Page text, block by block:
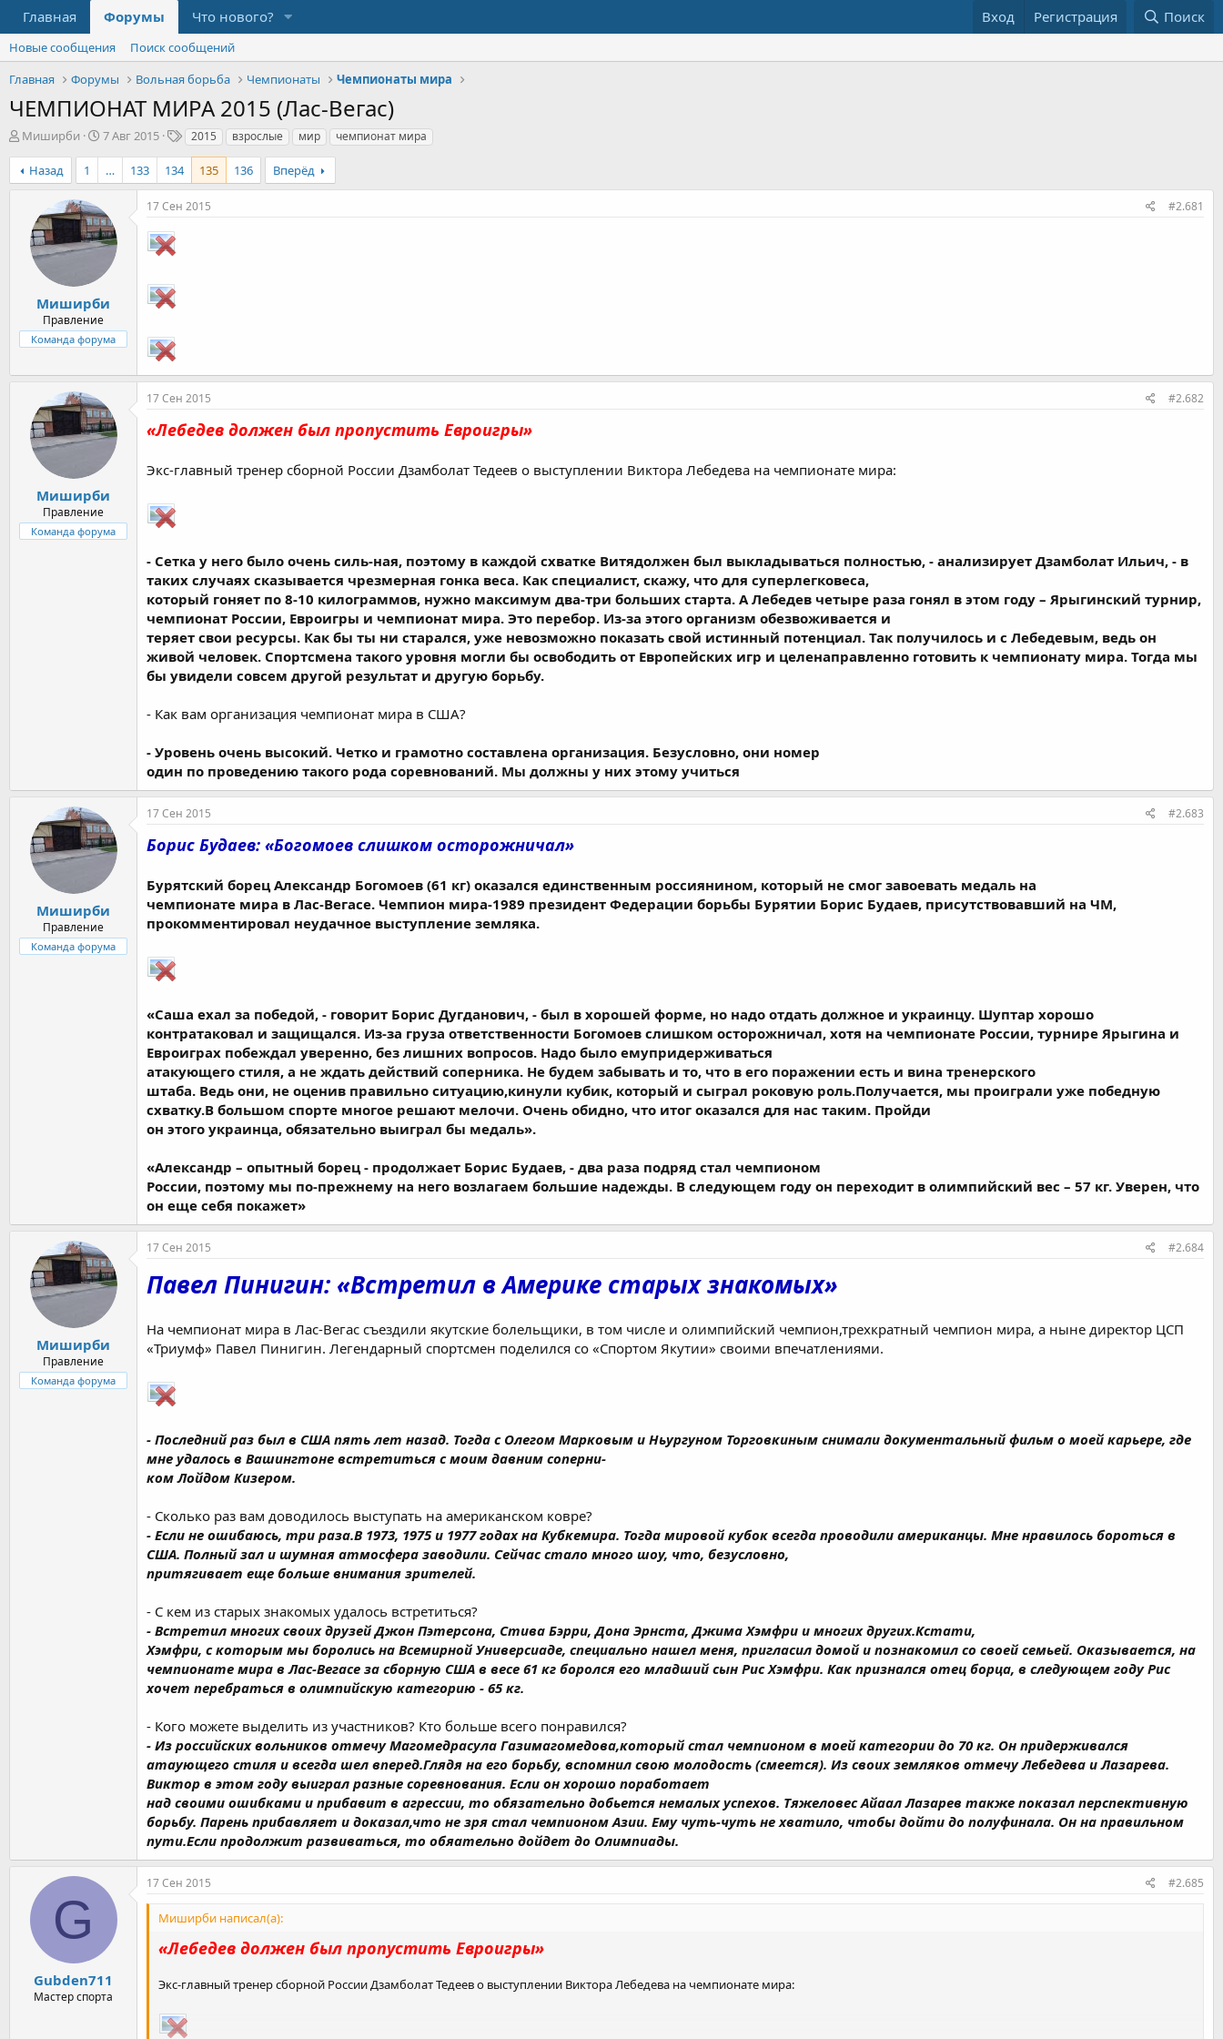
Главная Форумы Что нового? Вход Регистрация Поиск
Новые сообщения
Поиск сообщений
Главная
Форумы Вольная борьба Чемпионаты Чемпионаты мира
ЧЕМПИОНАТ МИРА 2015 (Лас-Вегас)
А
т
о
Миширби
Д
а
а
ч
а
л
7 Авг 2015
Т
и
2015 взрослые мир чемпионат мира
Назад 1 … 133 134 135 136 Вперёд
Миширби
Правление
Команда форума
17 Сен 2015 #2.681
Миширби
Правление
Команда форума
17 Сен 2015 #2.682
«Лебедев должен был пропустить Евроигры»
Экс-главный тренер сборной России Дзамболат Тедеев о выступлении Виктора Лебедева на чемпионате мира:
- Сетка у него было очень силь-ная, поэтому в каждой схватке Витядолжен был выкладываться полностью, - анализирует Дзамболат Ильич, - в
таких случаях сказывается чрезмерная гонка веса. Как специалист, скажу, что для суперлегковеса,
который гоняет по 8-10 килограммов, нужно максимум два-три больших старта. А Лебедев четыре раза гонял в этом году – Ярыгинский турнир,
чемпионат России, Евроигры и чемпионат мира. Это перебор. Из-за этого организм обезвоживается и
теряет свои ресурсы. Как бы ты ни старался, уже невозможно показать свой истинный потенциал. Так получилось и с Лебедевым, ведь он
живой человек. Спортсмена такого уровня могли бы освободить от Европейских игр и целенаправленно готовить к чемпионату мира. Тогда мы
бы увидели совсем другой результат и другую борьбу.
- Как вам организация чемпионат мира в США?
- Уровень очень высокий. Четко и грамотно составлена организация. Безусловно, они номер
один по проведению такого рода соревнований. Мы должны у них этому учиться
Миширби
Правление
Команда форума
17 Сен 2015 #2.683
Борис Будаев: «Богомоев слишком осторожничал»
Бурятский борец Александр Богомоев (61 кг) оказался единственным россиянином, который не смог завоевать медаль на
чемпионате мира в Лас-Вегасе. Чемпион мира-1989 президент Федерации борьбы Бурятии Борис Будаев, присутствовавший на ЧМ,
прокомментировал неудачное выступление земляка.
«Саша ехал за победой, - говорит Борис Дугданович, - был в хорошей форме, но надо отдать должное и украинцу. Шуптар хорошо
контратаковал и защищался. Из-за груза ответственности Богомоев слишком осторожничал, хотя на чемпионате России, турнире Ярыгина и
Евроиграх побеждал уверенно, без лишних вопросов. Надо было емупридерживаться
атакующего стиля, а не ждать действий соперника. Не будем забывать и то, что в его поражении есть и вина тренерского
штаба. Ведь они, не оценив правильно ситуацию,кинули кубик, который и сыграл роковую роль.Получается, мы проиграли уже победную
схватку.В большом спорте многое решают мелочи. Очень обидно, что итог оказался для нас таким. Пройди
он этого украинца, обязательно выиграл бы медаль».
«Александр – опытный борец - продолжает Борис Будаев, - два раза подряд стал чемпионом
России, поэтому мы по-прежнему на него возлагаем большие надежды. В следующем году он переходит в олимпийский вес – 57 кг. Уверен, что
он еще себя покажет»
Миширби
Правление
Команда форума
17 Сен 2015 #2.684
Павел Пинигин: «Встретил в Америке старых знакомых»
На чемпионат мира в Лас-Вегас съездили якутские болельщики, в том числе и олимпийский чемпион,трехкратный чемпион мира, а ныне директор ЦСП
«Триумф» Павел Пинигин. Легендарный спортсмен поделился со «Спортом Якутии» своими впечатлениями.
- Последний раз был в США пять лет назад. Тогда с Олегом Марковым и Ньургуном Торговкиным снимали документальный фильм о моей карьере, где
мне удалось в Вашингтоне встретиться с моим давним соперни-
ком Лойдом Кизером.
- Сколько раз вам доводилось выступать на американском ковре?
- Если не ошибаюсь, три раза.В 1973, 1975 и 1977 годах на Кубкемира. Тогда мировой кубок всегда проводили американцы. Мне нравилось бороться в
США. Полный зал и шумная атмосфера заводили. Сейчас стало много шоу, что, безусловно,
притягивает еще больше внимания зрителей.
- С кем из старых знакомых удалось встретиться?
- Встретил многих своих друзей Джон Пэтерсона, Стива Бэрри, Дона Эрнста, Джима Хэмфри и многих других.Кстати,
Хэмфри, с которым мы боролись на Всемирной Универсиаде, специально нашел меня, пригласил домой и познакомил со своей семьей. Оказывается, на
чемпионате мира в Лас-Вегасе за сборную США в весе 61 кг боролся его младший сын Рис Хэмфри. Как признался отец борца, в следующем году Рис
хочет перебраться в олимпийскую категорию - 65 кг.
- Кого можете выделить из участников? Кто больше всего понравился?
- Из российских вольников отмечу Магомедрасула Газимагомедова,который стал чемпионом в моей категории до 70 кг. Он придерживался
атаующего стиля и всегда шел вперед.Глядя на его борьбу, вспомнил свою молодость (смеется). Из своих земляков отмечу Лебедева и Лазарева.
Виктор в этом году выиграл разные соревнования. Если он хорошо поработает
над своими ошибками и прибавит в агрессии, то обязательно добьется немалых успехов. Тяжеловес Айаал Лазарев также показал перспективную
борьбу. Парень прибавляет и доказал,что не зря стал чемпионом Азии. Ему чуть-чуть не хватило, чтобы дойти до полуфинала. Он на правильном
пути.Если продолжит развиваться, то обяательно дойдет до Олимпиады.
G
Gubden711
Мастер спорта
17 Сен 2015 #2.685
Миширби написал(а):
«Лебедев должен был пропустить Евроигры»
Экс-главный тренер сборной России Дзамболат Тедеев о выступлении Виктора Лебедева на чемпионате мира: